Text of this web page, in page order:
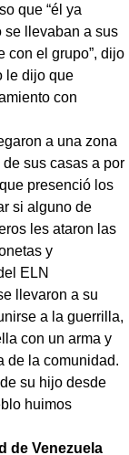
que “él ya
se llevaban a sus
con el grupo”, dijo
le dijo que
con
a una zona
sus casas a por
presenció los
si alguno de
les ataron las
y
ELN
llevaron a su
a la guerrilla,
con un arma y
de la comunidad.
su hijo desde
huimos
de Venezuela